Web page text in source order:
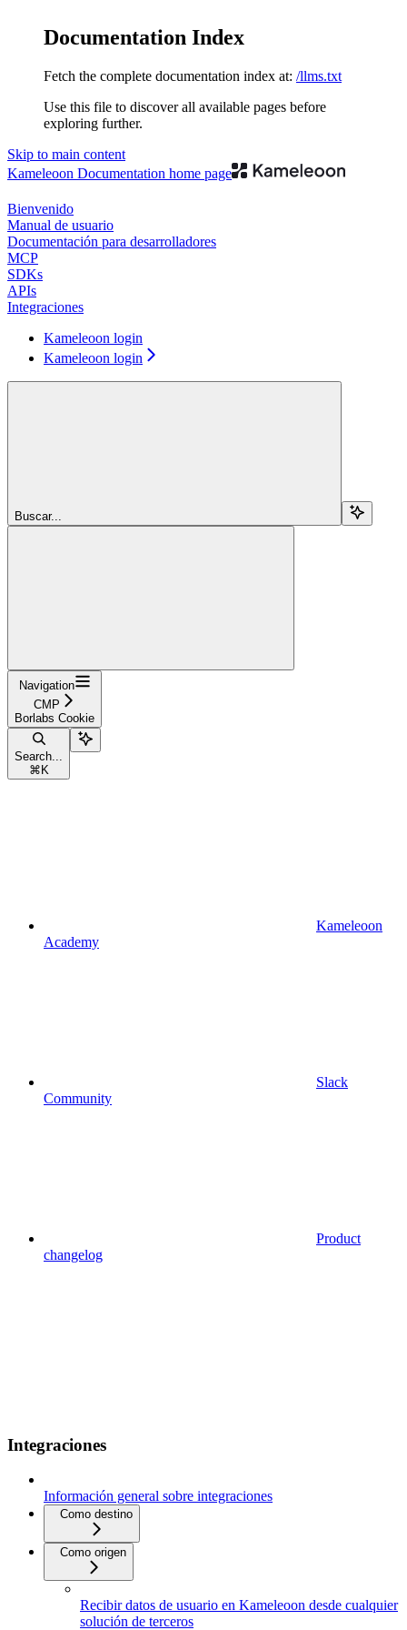
Documentation Index
Fetch the complete documentation index at: /llms.txt
Use this file to discover all available pages before
exploring further.
Skip to main content
Kameleoon Documentation home page
Bienvenido
Manual de usuario
Documentación para desarrolladores
MCP
SDKs
APIs
Integraciones
Kameleoon login
Kameleoon login
Buscar...
Navigation
CMP
Borlabs Cookie
Search...
⌘ K
Kameleoon
Academy
Slack
Community
Product
changelog
Integraciones
Información general sobre integraciones
Como destino
Como origen
Recibir datos de usuario en Kameleoon desde cualquier
solución de terceros